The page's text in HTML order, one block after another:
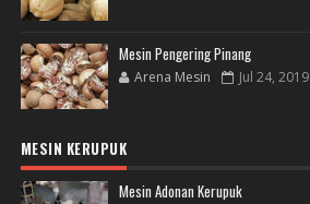
Mesin Pengering Pinang
Arena Mesin Jul 24, 2019
MESIN KERUPUK
Mesin Adonan Kerupuk